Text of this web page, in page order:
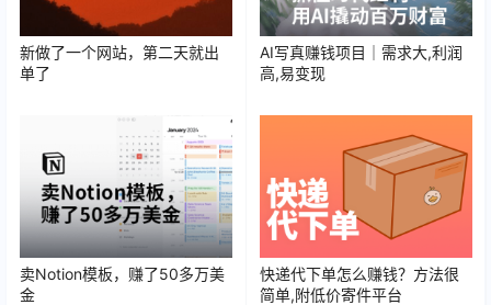
新做了一个网站，第二天就出
单了
AI写真赚钱项目｜需求大,利润
高,易变现
卖Notion模板，赚了50多万美
金
快递代下单怎么赚钱？方法很
简单,附低价寄件平台